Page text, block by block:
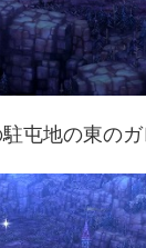
屯地の東のガ